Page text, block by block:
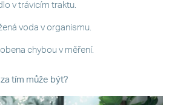
v trávicím traktu.
voda v organismu.
chybou v měření.
tím může být?